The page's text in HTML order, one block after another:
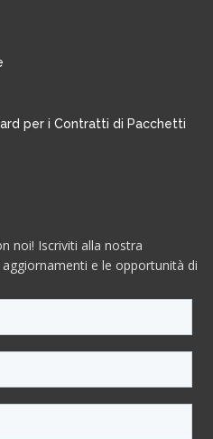
per i Contratti di Pacchetti
noi! Iscriviti alla nostra
e le opportunità di